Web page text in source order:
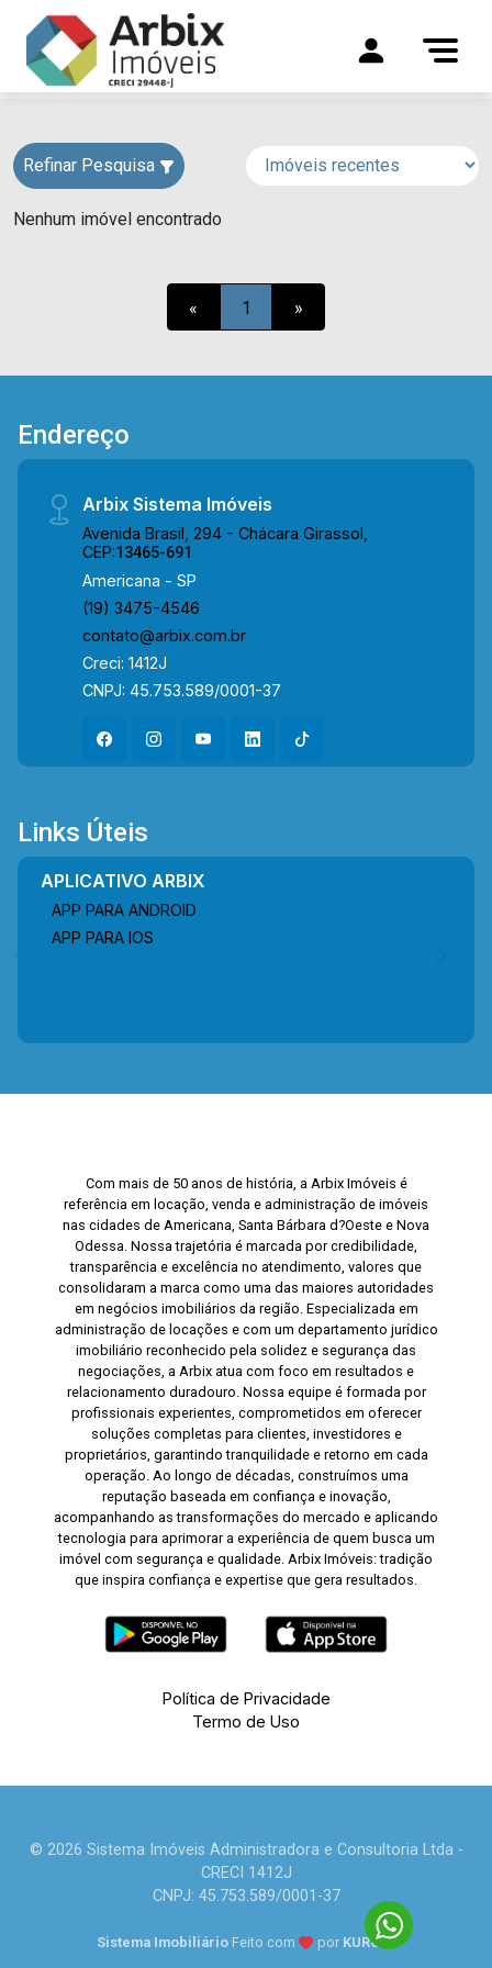
Refinar Pesquisa
Nenhum imóvel encontrado
« 1 »
Endereço
Arbix Sistema Imóveis
Avenida Brasil, 294 - Chácara Girassol,
CEP:13465-691
Americana - SP
(19) 3475-4546
contato@arbix.com.br
Creci: 1412J
CNPJ: 45.753.589/0001-37
Links Úteis
APLICATIVO ARBIX
APP PARA ANDROID
APP PARA IOS
Com mais de 50 anos de história, a Arbix Imóveis é
referência em locação, venda e administração de imóveis
nas cidades de Americana, Santa Bárbara d?Oeste e Nova
Odessa. Nossa trajetória é marcada por credibilidade,
transparência e excelência no atendimento, valores que
consolidaram a marca como uma das maiores autoridades
em negócios imobiliários da região. Especializada em
administração de locações e com um departamento jurídico
imobiliário reconhecido pela solidez e segurança das
negociações, a Arbix atua com foco em resultados e
relacionamento duradouro. Nossa equipe é formada por
profissionais experientes, comprometidos em oferecer
soluções completas para clientes, investidores e
proprietários, garantindo tranquilidade e retorno em cada
operação. Ao longo de décadas, construímos uma
reputação baseada em confiança e inovação,
acompanhando as transformações do mercado e aplicando
tecnologia para aprimorar a experiência de quem busca um
imóvel com segurança e qualidade. Arbix Imóveis: tradição
que inspira confiança e expertise que gera resultados.
Política de Privacidade
Termo de Uso
© 2026 Sistema Imóveis Administradora e Consultoria Ltda -
CRECI 1412J
CNPJ: 45.753.589/0001-37
Sistema Imobiliário Feito com por KUROLE